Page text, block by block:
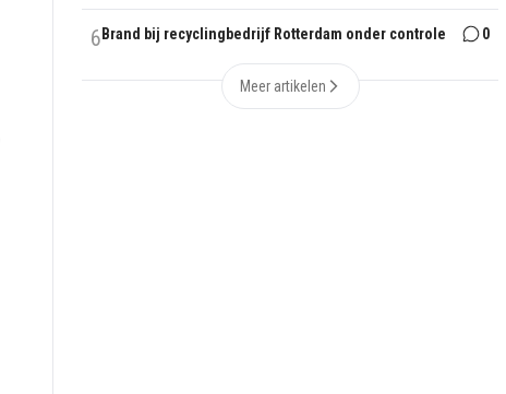
6 Brand bij recyclingbedrijf Rotterdam onder controle 0
Meer artikelen